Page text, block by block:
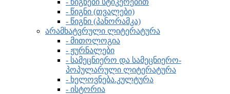
- წიგნები სტიკერებით
- წიგნი (თვალები)
- წიგნი (პანორამკა)
არამხატვრული ლიტერატურა
- მითოლოგია
- ჟურნალები
- სამეცნიერო და სამეცნიერო-
პოპულარული ლიტერატურა
- ხელოვნება.კულტურა
- ისტორია